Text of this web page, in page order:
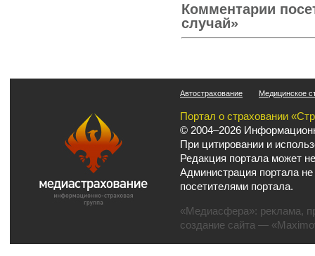
Комментарии
случай»
Автострахование Медицинское
Портал о страховании
© 2004–2026
При цитировании и
Редакция портала может
Администрация портала
посетителями портала.
«Медиасфера»: реклама,
создание сайта —